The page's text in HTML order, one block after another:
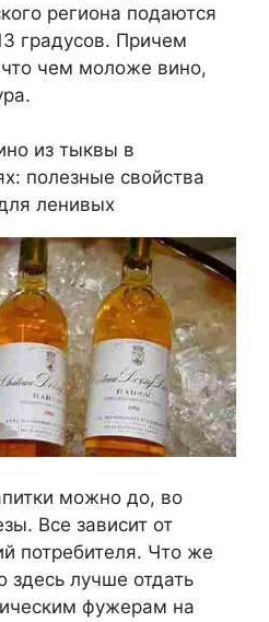
региона подаются
градусов. Причем
чем моложе вино,
из тыквы в
полезные свойства
ленивых
можно до, во
Все зависит от
потребителя. Что же
здесь лучше отдать
фужерам на